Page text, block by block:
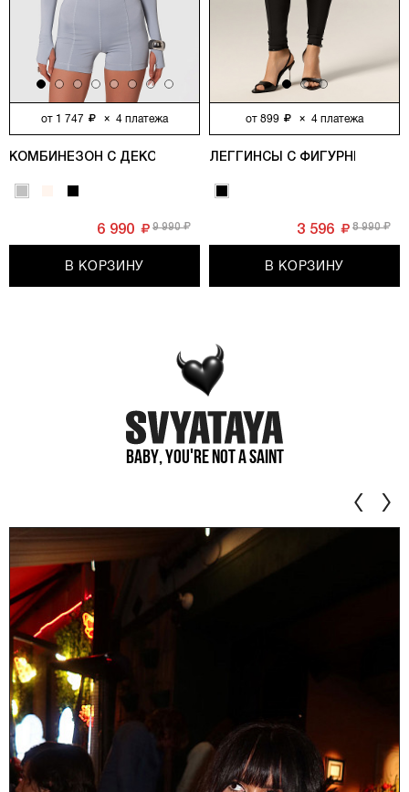
от 1 747 × 4 платежа
КОМБИНЕЗОН С ДЕКОРАТИВНЫМИ МОЛНИЯМИ, СЕРЫЙ
9 990
6 990
В КОРЗИНУ
от 899 × 4 платежа
ЛЕГГИНСЫ С ФИГУРНЫМИ
8 990
3 596
В КОРЗИНУ
Baby, you're not a saint